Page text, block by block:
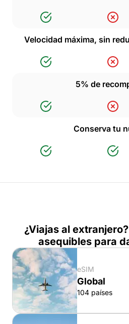
Velocidad máxima, sin
5% de
Conserva tu
¿Viajas al
asequibles para
eSIM
Global
104 países